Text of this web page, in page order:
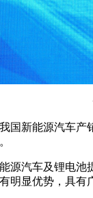
国新能源汽车
源汽车及锂电
显优势，具有